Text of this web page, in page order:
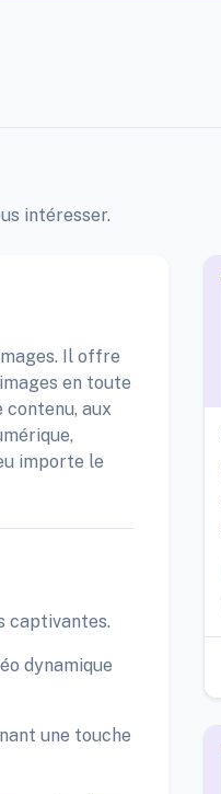
intéresser.
Il offre
en toute
aux
importe le
captivantes.
dynamique
une touche